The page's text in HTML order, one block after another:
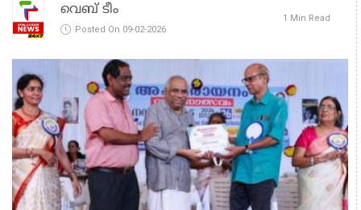
വെബ് ടീം
Posted On 09-02-2026
1 Min Read